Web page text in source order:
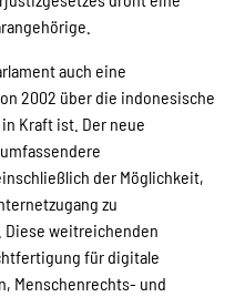
auch eine
2002 über die indonesische
Kraft ist. Der neue
der Möglichkeit,
zu
Diese weitreichenden
für digitale
Menschenrechts- und